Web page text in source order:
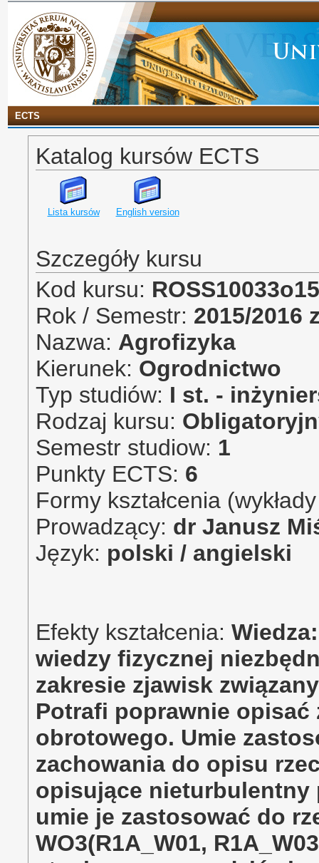
ECTS
Katalog kursów ECTS
Lista kursów English version
Szczegóły kursu
Kod kursu: ROSS10033o15
Rok / Semestr: 2015/2016
Nazwa: Agrofizyka
Kierunek: Ogrodnictwo
Typ studiów: I st. -
Rodzaj kursu:
Semestr studiow: 1
Punkty ECTS: 6
Formy kształcenia
Prowadzący: dr Janusz
Język: polski / angielski
Efekty kształcenia:
wiedzy fizycznej
zakresie zjawisk
Potrafi poprawnie
obrotowego. Umie
zachowania do opisu
opisujące nieturbulentny
umie je zastosować do
WO3(R1A_W01,